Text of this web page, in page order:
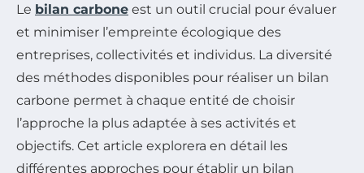
Le bilan carbone est un outil crucial pour évaluer
et minimiser l’empreinte écologique des
entreprises, collectivités et individus. La diversité
des méthodes disponibles pour réaliser un bilan
carbone permet à chaque entité de choisir
l’approche la plus adaptée à ses activités et
objectifs. Cet article explorera en détail les
différentes approches pour établir un bilan